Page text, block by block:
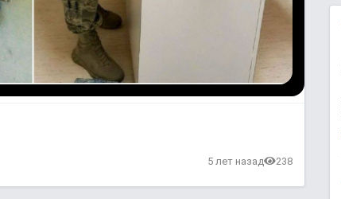
5 лет назад 238